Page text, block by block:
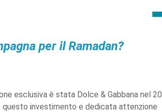
per il Ramadan?
esclusiva è stata Dolce & Gabbana nel
questo investimento e dedicata attenzione